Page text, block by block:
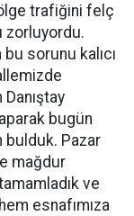
trafiğini felç
zorluyordu.
sorunu kalıcı
bugün
bulduk. Pazar
mağdur
ve
esnafımıza